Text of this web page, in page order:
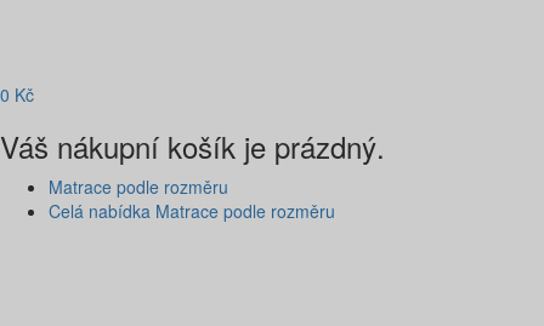
0 Kč
Váš nákupní košík je prázdný.
Matrace podle rozměru
Celá nabídka Matrace podle rozměru